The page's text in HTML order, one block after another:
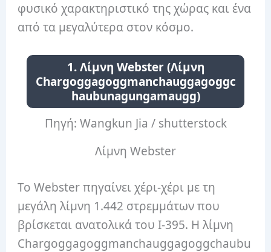
φυσικό χαρακτηριστικό της χώρας και ένα
από τα μεγαλύτερα στον κόσμο.
1. Λίμνη Webster (Λίμνη
Chargoggagoggmanchauggagoggc
haubunagungamaugg)
Πηγή: Wangkun Jia / shutterstock
Λίμνη Webster
Το Webster πηγαίνει χέρι-χέρι με τη
μεγάλη λίμνη 1.442 στρεμμάτων που
βρίσκεται ανατολικά του I-395. Η λίμνη
Chargoggagoggmanchauggagoggchaubu